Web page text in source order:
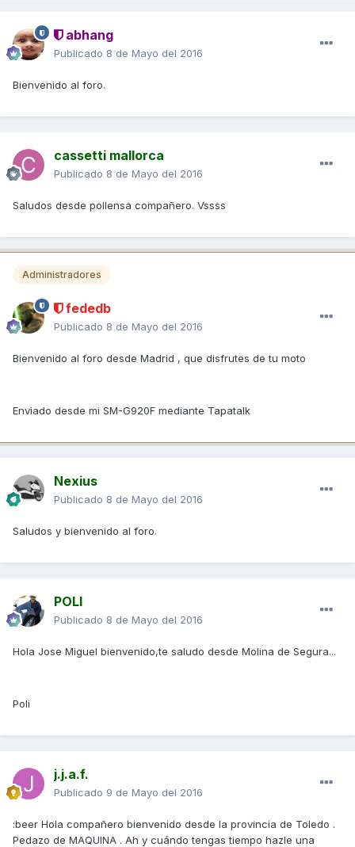
abhang
Publicado 8 de Mayo del 2016
Bienvenido al foro.
cassetti mallorca
Publicado 8 de Mayo del 2016
Saludos desde pollensa compañero. Vssss
Administradores
fededb
Publicado 8 de Mayo del 2016
Bienvenido al foro desde Madrid , que disfrutes de tu moto
Enviado desde mi SM-G920F mediante Tapatalk
Nexius
Publicado 8 de Mayo del 2016
Saludos y bienvenido al foro.
POLI
Publicado 8 de Mayo del 2016
Hola Jose Miguel bienvenido,te saludo desde Molina de Segura...
Poli
j.j.a.f.
Publicado 9 de Mayo del 2016
:beer Hola compañero bienvenido desde la provincia de Toledo .
Pedazo de MAQUINA . Ah y cuándo tengas tiempo hazle una